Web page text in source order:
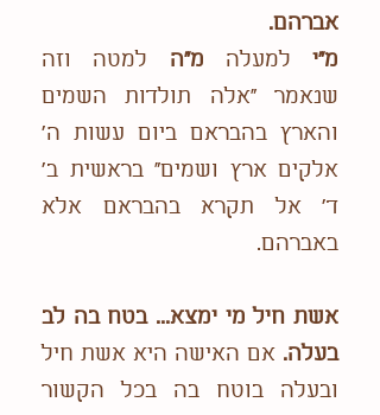
אברהם.
מ"י למעלה מ"ה למטה וזה
שנאמר "אלה תולדות השמים
והארץ בהבראם ביום עשות ה'
אלקים ארץ ושמים" בראשית ב'
ד' אל תקרא בהבראם אלא
באברהם.
אשת חיל מי ימצא... בטח בה לב
בעלה. אם האישה היא אשת חיל
ובעלה בוטח בה בכל הקשור